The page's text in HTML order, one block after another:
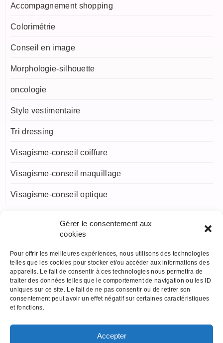
Gérer le consentement aux
cookies
Pour offrir les meilleures expériences, nous utilisons des technologies
telles que les cookies pour stocker et/ou accéder aux informations des
appareils. Le fait de consentir à ces technologies nous permettra de
traiter des données telles que le comportement de navigation ou les ID
uniques sur ce site. Le fait de ne pas consentir ou de retirer son
consentement peut avoir un effet négatif sur certaines caractéristiques
et fonctions.
Accepter
Accompagnement shopping
Colorimétrie
Conseil en image
Morphologie-silhouette
oncologie
Style vestimentaire
Tri dressing
Visagisme-conseil coiffure
Visagisme-conseil maquillage
Visagisme-conseil optique
Connexion
Flux des publications